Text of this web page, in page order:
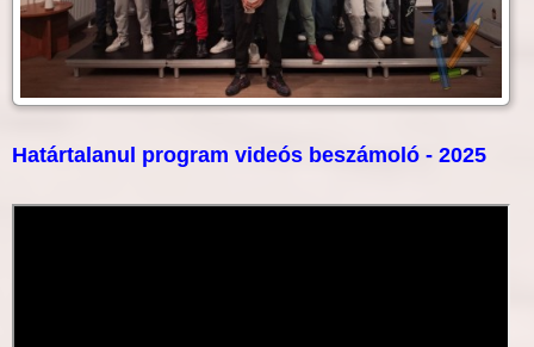
Határtalanul program videós beszámoló - 2025